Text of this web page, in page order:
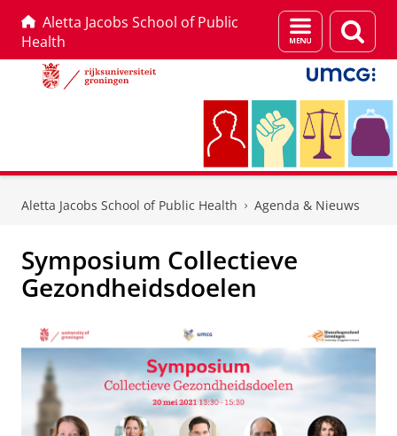
Aletta Jacobs School of Public
Health
Menu
en
zoeken
Aletta Jacobs School of Public Health Agenda & Nieuws
Symposium Collectieve
Gezondheidsdoelen